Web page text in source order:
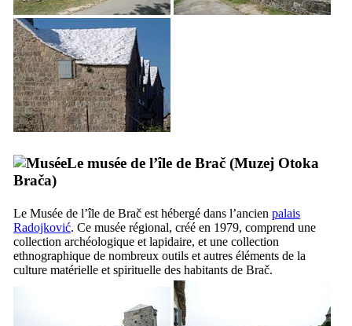
Le musée de l’île de Brač (Muzej Otoka
Brača)
Le Musée de l’île de Brač est hébergé dans l’ancien palais
Radojković. Ce musée régional, créé en 1979, comprend une
collection archéologique et lapidaire, et une collection
ethnographique de nombreux outils et autres éléments de la
culture matérielle et spirituelle des habitants de Brač.